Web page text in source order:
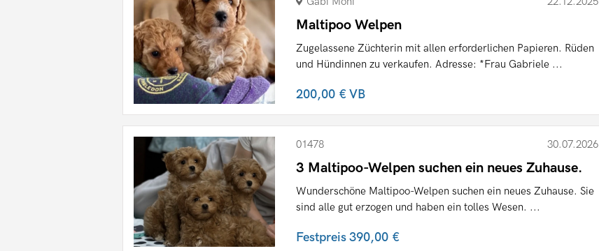
Maltipoo Welpen
Zugelassene Züchterin mit allen erforderlichen Papieren. Rüden
und Hündinnen zu verkaufen. Adresse: *Frau Gabriele ...
200,00 €VB
01478 30.07.2026
3 Maltipoo-Welpen suchen ein neues Zuhause.
Wunderschöne Maltipoo-Welpen suchen ein neues Zuhause. Sie
sind alle gut erzogen und haben ein tolles Wesen. ...
Festpreis390,00 €